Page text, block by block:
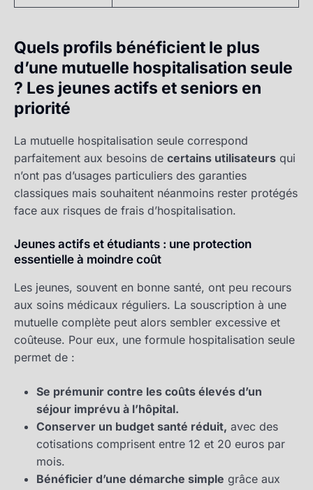
Quels profils bénéficient le plus
d’une mutuelle hospitalisation seule
? Les jeunes actifs et seniors en
priorité
La mutuelle hospitalisation seule correspond
parfaitement aux besoins de certains utilisateurs qui
n’ont pas d’usages particuliers des garanties
classiques mais souhaitent néanmoins rester protégés
face aux risques de frais d’hospitalisation.
Jeunes actifs et étudiants : une protection
essentielle à moindre coût
Les jeunes, souvent en bonne santé, ont peu recours
aux soins médicaux réguliers. La souscription à une
mutuelle complète peut alors sembler excessive et
coûteuse. Pour eux, une formule hospitalisation seule
permet de :
Se prémunir contre les coûts élevés d’un
séjour imprévu à l’hôpital.
Conserver un budget santé réduit, avec des
cotisations comprisent entre 12 et 20 euros par
mois.
Bénéficier d’une démarche simple grâce aux